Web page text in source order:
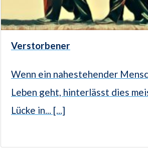
Verstorbener
Wenn ein nahestehender
Leben geht, hinterlässt dies
Lücke in... [...]